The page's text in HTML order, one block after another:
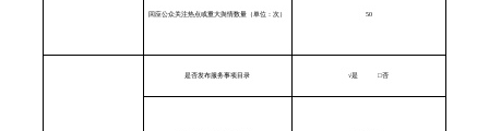
回应公众关注热点或重大舆情数量（单位：次） 50
是否发布服务事项目录 √是□否